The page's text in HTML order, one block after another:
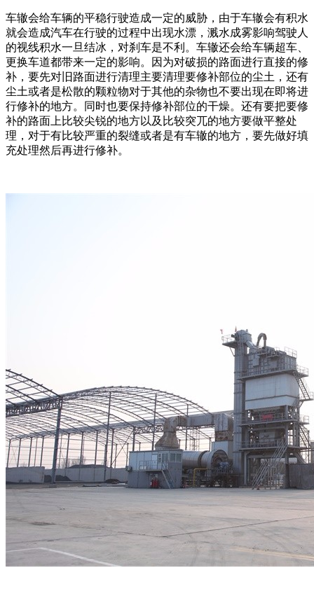
车辙会给车辆的平稳行驶造成一定的威胁，由于车辙会有积水
就会造成汽车在行驶的过程中出现水漂，溅水成雾影响驾驶人
的视线积水一旦结冰，对刹车是不利。车辙还会给车辆超车、
更换车道都带来一定的影响。因为对破损的路面进行直接的修
补，要先对旧路面进行清理主要清理要修补部位的尘土，还有
尘土或者是松散的颗粒物对于其他的杂物也不要出现在即将进
行修补的地方。同时也要保持修补部位的干燥。还有要把要修
补的路面上比较尖锐的地方以及比较突兀的地方要做平整处
理，对于有比较严重的裂缝或者是有车辙的地方，要先做好填
充处理然后再进行修补。